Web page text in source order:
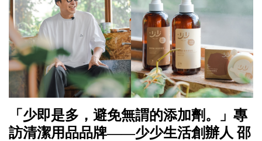
「少即是多，避免無謂的添加劑。」專
訪清潔用品品牌——少少生活創辦人 邵